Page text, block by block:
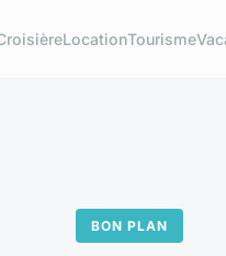
LocationTourisme
BON PLAN